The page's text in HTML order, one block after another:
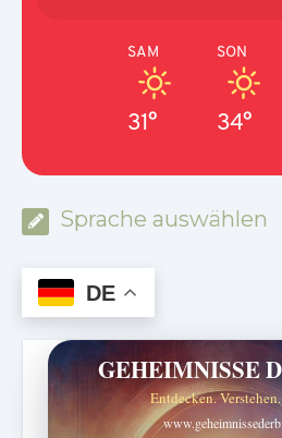
SAM
31°
SON
34°
Sprache auswählen
DE
GEHEIMNISSE
Entdecken.